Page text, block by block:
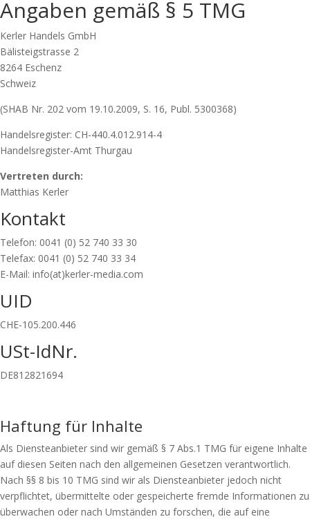
Angaben gemäß § 5 TMG
Kerler Handels GmbH
Bälisteigstrasse 2
8264 Eschenz
Schweiz
(SHAB Nr. 202 vom 19.10.2009, S. 16, Publ. 5300368)
Handelsregister: CH-440.4.012.914-4
Handelsregister-Amt Thurgau
Vertreten durch:
Matthias Kerler
Kontakt
Telefon: 0041 (0) 52 740 33 30
Telefax: 0041 (0) 52 740 33 34
E-Mail: info(at)kerler-media.com
UID
CHE-105.200.446
USt-IdNr.
DE812821694
Haftung für Inhalte
Als Diensteanbieter sind wir gemäß § 7 Abs.1 TMG für eigene Inhalte
auf diesen Seiten nach den allgemeinen Gesetzen verantwortlich.
Nach §§ 8 bis 10 TMG sind wir als Diensteanbieter jedoch nicht
verpflichtet, übermittelte oder gespeicherte fremde Informationen zu
überwachen oder nach Umständen zu forschen, die auf eine